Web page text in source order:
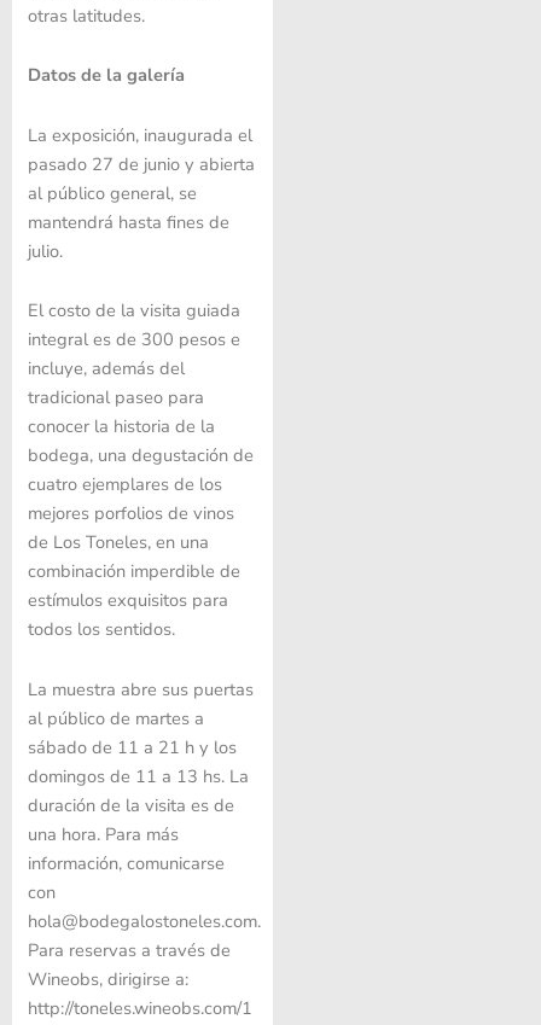
otras latitudes.
Datos de la galería
La exposición, inaugurada el
pasado 27 de junio y abierta
al público general, se
mantendrá hasta fines de
julio.
El costo de la visita guiada
integral es de 300 pesos e
incluye, además del
tradicional paseo para
conocer la historia de la
bodega, una degustación de
cuatro ejemplares de los
mejores porfolios de vinos
de Los Toneles, en una
combinación imperdible de
estímulos exquisitos para
todos los sentidos.
La muestra abre sus puertas
al público de martes a
sábado de 11 a 21 h y los
domingos de 11 a 13 hs. La
duración de la visita es de
una hora. Para más
información, comunicarse
con
hola@bodegalostoneles.com.
Para reservas a través de
Wineobs, dirigirse a:
http://toneles.wineobs.com/1